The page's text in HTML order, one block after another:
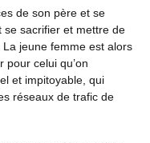
de son père et se
se sacrifier et mettre de
jeune femme est alors
pour celui qu’on
et impitoyable, qui
réseaux de trafic de